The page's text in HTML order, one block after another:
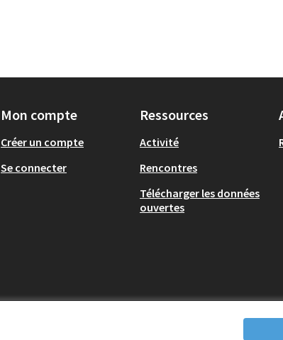
Mon compte
Créer un compte
Se connecter
Ressources
Activité
Rencontres
Télécharger les données
ouvertes